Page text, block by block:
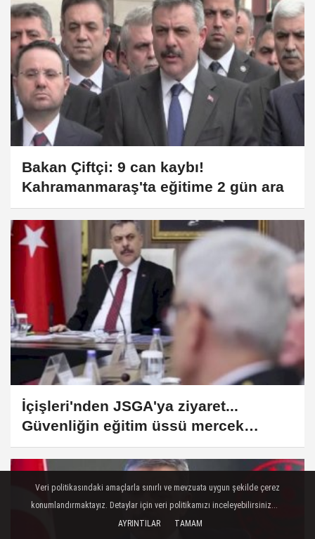
Bakan Çiftçi: 9 can kaybı!
Kahramanmaraş'ta eğitime 2 gün ara
İçişleri'nden JSGA'ya ziyaret...
Güvenliğin eğitim üssü mercek
altında
Veri politikasındaki amaçlarla sınırlı ve mevzuata uygun şekilde çerez
konumlandırmaktayız. Detaylar için veri politikamızı inceleyebilirsiniz...
AYRINTILAR
TAMAM